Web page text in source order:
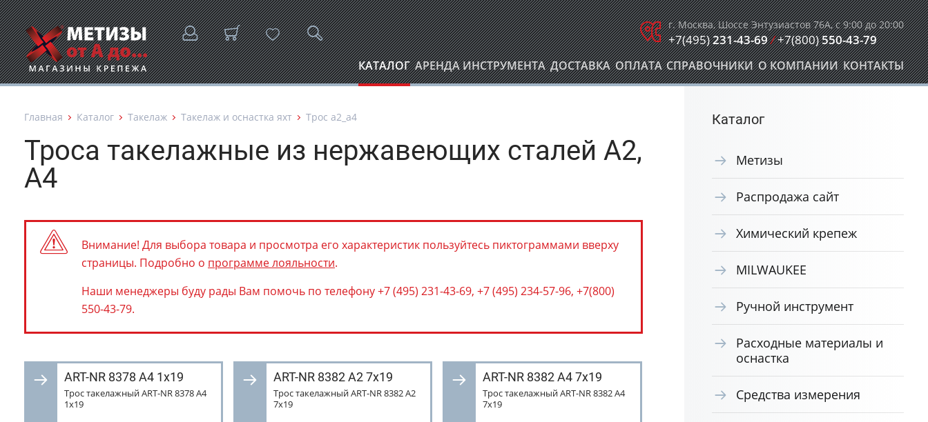
г. Москва, Шоссе Энтузиастов 76А, с 9:00 до 20:00
+7(495)231-43-69/+7(800)550-43-79
КАТАЛОГ АРЕНДА ИНСТРУМЕНТА ДОСТАВКА ОПЛАТА СПРАВОЧНИКИ О КОМПАНИИ КОНТАКТЫ
Главная Каталог Такелаж Такелаж и оснастка яхт Трос а2_а4
Троса такелажные из нержавеющих сталей А2,
А4
Внимание! Для выбора товара и просмотра его характеристик пользуйтесь пиктограммами вверху
страницы. Подробно о программе лояльности.
Наши менеджеры буду рады Вам помочь по телефону +7 (495) 231-43-69, +7 (495) 234-57-96, +7(800)
550-43-79.
ART-NR 8378 A4 1х19
Трос такелажный ART-NR 8378 A4
1х19
ART-NR 8382 А2 7х19
Трос такелажный АRT-NR 8382 А2
7х19
ART-NR 8382 А4 7х19
Трос такелажный ART-NR 8382 А4
7х19
Каталог
Метизы
Распродажа сайт
Химический крепеж
MILWAUKEE
Ручной инструмент
Расходные материалы и
оснастка
Средства измерения